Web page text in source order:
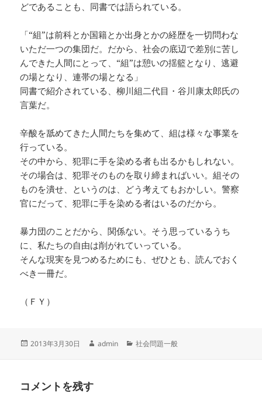
どであることも、同書では語られている。
「“組”は前科とか国籍とか出身とかの経歴を一切問わな
いただ一つの集団だ。だから、社会の底辺で差別に苦し
んできた人間にとって、“組”は憩いの揺籃となり、逃避
の場となり、連帯の場となる」
同書で紹介されている、柳川組二代目・谷川康太郎氏の
言葉だ。
辛酸を舐めてきた人間たちを集めて、組は様々な事業を
行っている。
その中から、犯罪に手を染める者も出るかもしれない。
その場合は、犯罪そのものを取り締まればいい。組その
ものを潰せ、というのは、どう考えてもおかしい。警察
官にだって、犯罪に手を染める者はいるのだから。
暴力団のことだから、関係ない。そう思っているうち
に、私たちの自由は削がれていっている。
そんな現実を見つめるためにも、ぜひとも、読んでおく
べき一冊だ。
（ＦＹ）
投
2013年3月30日
作
admin
カ
社会問題一般
コメントを残す